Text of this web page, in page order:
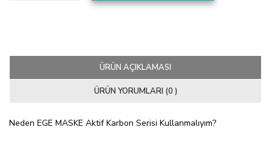
ÜRÜN AÇIKLAMASI
ÜRÜN YORUMLARI (0 )
Neden EGE MASKE Aktif Karbon Serisi Kullanmalıyım?